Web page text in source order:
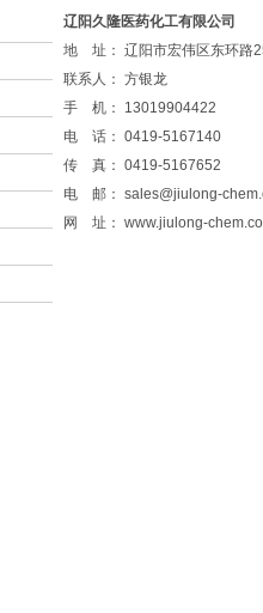
辽阳久隆医药化工有限公司
地 址： 辽阳市宏伟区东环
联系人： 方银龙
手 机： 13019904422
电 话： 0419-5167140
传 真： 0419-5167652
电 邮： sales@jiulong-
网 址： www.jiulong-